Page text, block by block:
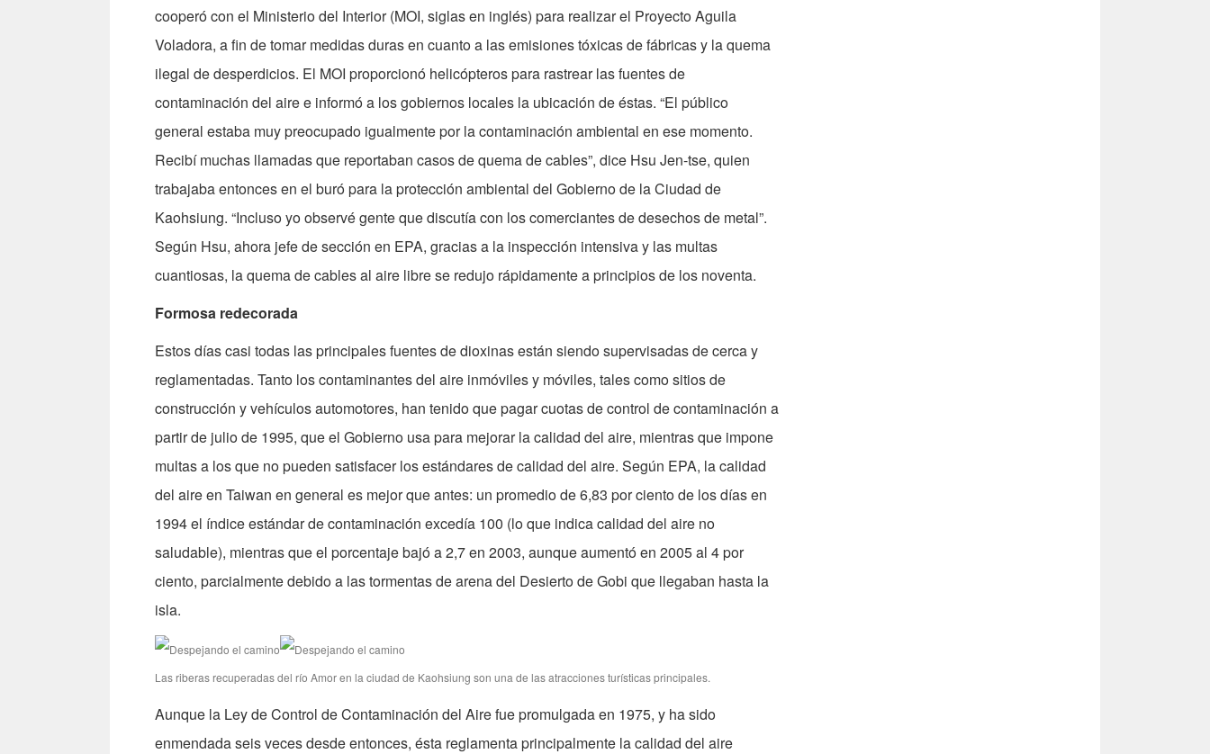
cooperó con el Ministerio del Interior (MOI, siglas en inglés) para realizar el Proyecto Aguila
Voladora, a fin de tomar medidas duras en cuanto a las emisiones tóxicas de fábricas y la quema
ilegal de desperdicios. El MOI proporcionó helicópteros para rastrear las fuentes de
contaminación del aire e informó a los gobiernos locales la ubicación de éstas. “El público
general estaba muy preocupado igualmente por la contaminación ambiental en ese momento.
Recibí muchas llamadas que reportaban casos de quema de cables”, dice Hsu Jen-tse, quien
trabajaba entonces en el buró para la protección ambiental del Gobierno de la Ciudad de
Kaohsiung. “Incluso yo observé gente que discutía con los comerciantes de desechos de metal”.
Según Hsu, ahora jefe de sección en EPA, gracias a la inspección intensiva y las multas
cuantiosas, la quema de cables al aire libre se redujo rápidamente a principios de los noventa.
Formosa redecorada
Estos días casi todas las principales fuentes de dioxinas están siendo supervisadas de cerca y
reglamentadas. Tanto los contaminantes del aire inmóviles y móviles, tales como sitios de
construcción y vehículos automotores, han tenido que pagar cuotas de control de contaminación a
partir de julio de 1995, que el Gobierno usa para mejorar la calidad del aire, mientras que impone
multas a los que no pueden satisfacer los estándares de calidad del aire. Según EPA, la calidad
del aire en Taiwan en general es mejor que antes: un promedio de 6,83 por ciento de los días en
1994 el índice estándar de contaminación excedía 100 (lo que indica calidad del aire no
saludable), mientras que el porcentaje bajó a 2,7 en 2003, aunque aumentó en 2005 al 4 por
ciento, parcialmente debido a las tormentas de arena del Desierto de Gobi que llegaban hasta la
isla.
Las riberas recuperadas del río Amor en la ciudad de Kaohsiung son una de las atracciones turísticas principales.
Aunque la Ley de Control de Contaminación del Aire fue promulgada en 1975, y ha sido
enmendada seis veces desde entonces, ésta reglamenta principalmente la calidad del aire